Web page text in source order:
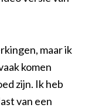
maar ik
komen
zijn. Ik heb
van een